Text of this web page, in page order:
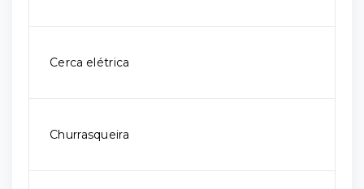
Cerca elétrica
Churrasqueira